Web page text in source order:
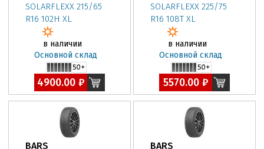
SOLARFLEXX 215/65
R16 102H XL
в наличии
Основной склад
4900.00 ₽
SOLARFLEXX 225/75
R16 108T XL
в наличии
Основной склад
5570.00 ₽
BARS BARS